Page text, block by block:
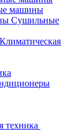
машины
Сушильные
Климатическая
техника